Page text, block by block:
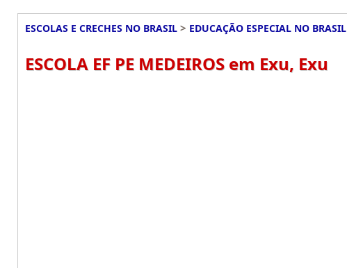
ESCOLAS E CRECHES NO BRASIL > EDUCAÇÃO ESPECIAL NO BRASIL
ESCOLA EF PE MEDEIROS em Exu, Exu